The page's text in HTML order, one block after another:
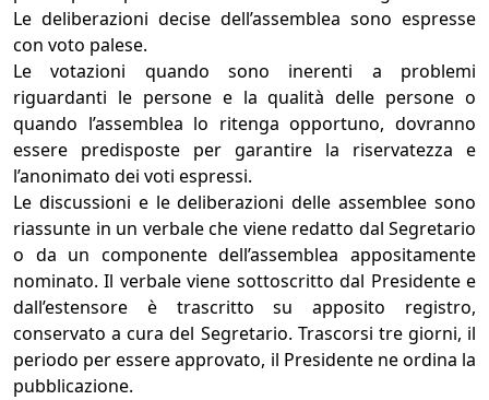
Le deliberazioni decise dell’assemblea sono espresse
con voto palese.
Le votazioni quando sono inerenti a problemi
riguardanti le persone e la qualità delle persone o
quando l’assemblea lo ritenga opportuno, dovranno
essere predisposte per garantire la riservatezza e
l’anonimato dei voti espressi.
Le discussioni e le deliberazioni delle assemblee sono
riassunte in un verbale che viene redatto dal Segretario
o da un componente dell’assemblea appositamente
nominato. Il verbale viene sottoscritto dal Presidente e
dall’estensore è trascritto su apposito registro,
conservato a cura del Segretario. Trascorsi tre giorni, il
periodo per essere approvato, il Presidente ne ordina la
pubblicazione.